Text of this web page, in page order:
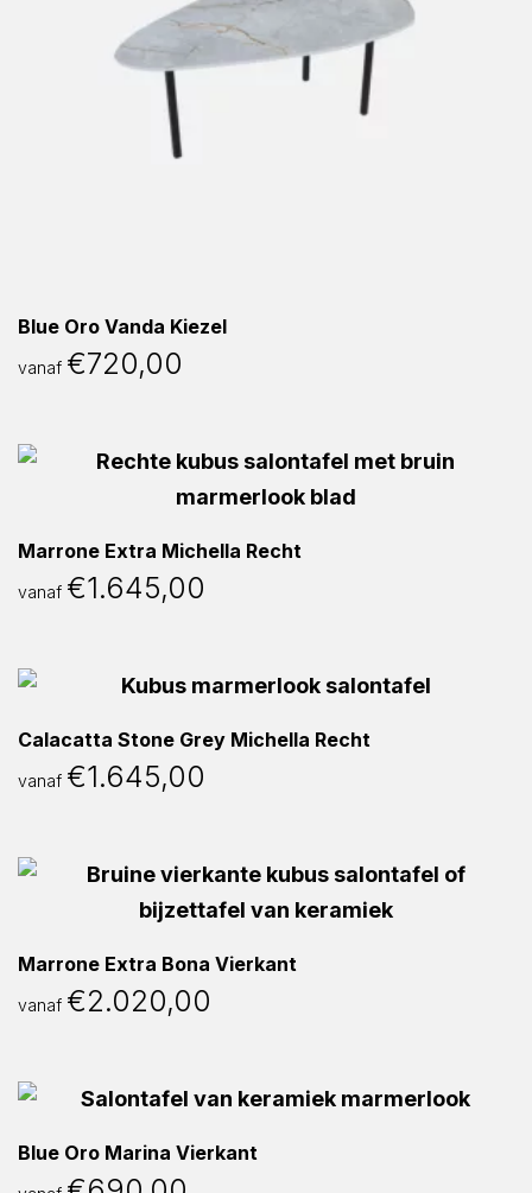
Blue Oro Vanda Kiezel
vanaf €720,00
Marrone Extra Michella Recht
vanaf €1.645,00
Calacatta Stone Grey Michella Recht
vanaf €1.645,00
Marrone Extra Bona Vierkant
vanaf €2.020,00
Blue Oro Marina Vierkant